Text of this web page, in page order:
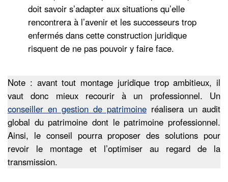
doit savoir s’adapter aux situations qu’elle
rencontrera à l’avenir et les successeurs trop
enfermés dans cette construction juridique
risquent de ne pas pouvoir y faire face.
Note : avant tout montage juridique trop ambitieux, il
vaut donc mieux recourir à un professionnel. Un
conseiller en gestion de patrimoine réalisera un audit
global du patrimoine dont le patrimoine professionnel.
Ainsi, le conseil pourra proposer des solutions pour
revoir le montage et l’optimiser au regard de la
transmission.